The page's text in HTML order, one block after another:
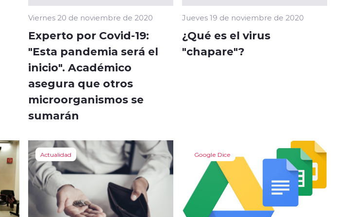
Viernes 20 de noviembre de 2020
Experto por Covid-19:
"Esta pandemia será el
inicio". Académico
asegura que otros
microorganismos se
sumarán
Jueves 19 de noviembre de 2020
¿Qué es el virus
"chapare"?
Actualidad Google Dice